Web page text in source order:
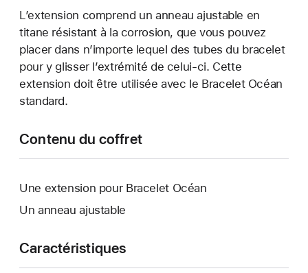
L’extension comprend un anneau ajustable en
titane résistant à la corrosion, que vous pouvez
placer dans n’importe lequel des tubes du bracelet
pour y glisser l’extrémité de celui-ci. Cette
extension doit être utilisée avec le Bracelet Océan
standard.
Contenu du coffret
Une extension pour Bracelet Océan
Un anneau ajustable
Caractéristiques